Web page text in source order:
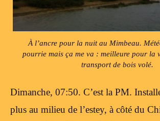
À l’ancre pour la nuit au Mimbeau.
pourrie mais ça me va : meilleure pour la
transport de bois volé.
Dimanche, 07:50. C’est la PM.
plus au milieu de l’estey, à côté du